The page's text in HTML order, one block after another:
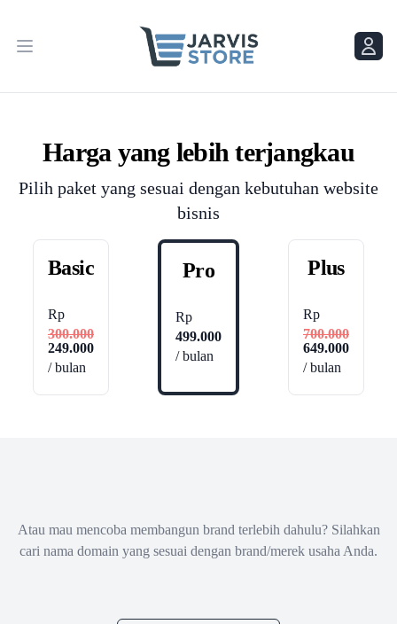
Menu
Menu
Harga yang lebih terjangkau
Pilih paket yang sesuai dengan kebutuhan website
bisnis
Basic
Rp
300.000
249.000
/ bulan
Pro
Rp
499.000
/ bulan
Plus
Rp
700.000
649.000
/ bulan
Atau mau mencoba membangun brand terlebih dahulu? Silahkan
cari nama domain yang sesuai dengan brand/merek usaha Anda.